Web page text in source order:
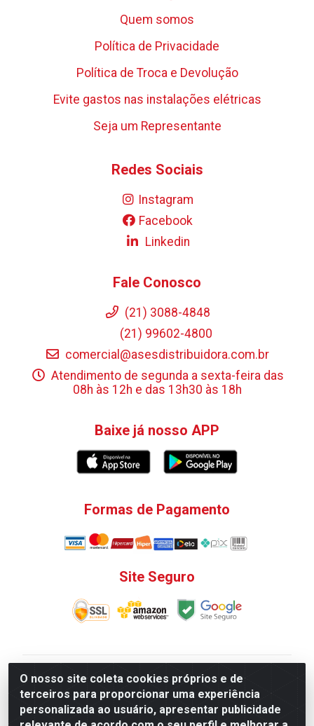
O nosso site coleta cookies próprios e de
terceiros para proporcionar uma experiência
personalizada ao usuário, apresentar publicidade
Quem somos
Política de Privacidade
Política de Troca e Devolução
Evite gastos nas instalações elétricas
Seja um Representante
Redes Sociais
Instagram
Facebook
Linkedin
Fale Conosco
(21) 3088-4848
(21) 99602-4800
comercial@asesdistribuidora.com.br
Atendimento de segunda a sexta-feira das
08h às 12h e das 13h30 às 18h
Baixe já nosso APP
Formas de Pagamento
Site Seguro
V. C. Ferragens LTDA - Rua do Matoso, 132 - Praça da
Bandeira, Rio de Janeiro/ RJ - CEP 20.270-135 - CNPJ
12.324.723/0001-25
Todas as regras de promoções, descontos, preços e